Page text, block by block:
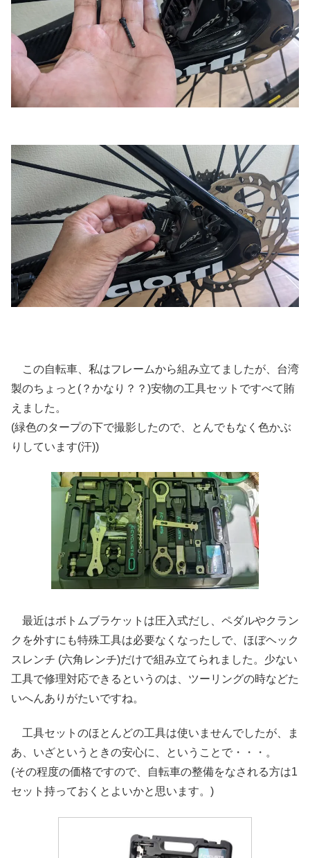
この自転車、私はフレームから組み立てましたが、台湾
製のちょっと(？かなり？？)安物の工具セットですべて賄
えました。
(緑色のタープの下で撮影したので、とんでもなく色かぶ
りしています(汗))
最近はボトムブラケットは圧入式だし、ペダルやクラン
クを外すにも特殊工具は必要なくなったしで、ほぼヘック
スレンチ (六角レンチ)だけで組み立てられました。少ない
工具で修理対応できるというのは、ツーリングの時などた
いへんありがたいですね。
工具セットのほとんどの工具は使いませんでしたが、ま
あ、いざというときの安心に、ということで・・・。
(その程度の価格ですので、自転車の整備をなされる方は1
セット持っておくとよいかと思います。)